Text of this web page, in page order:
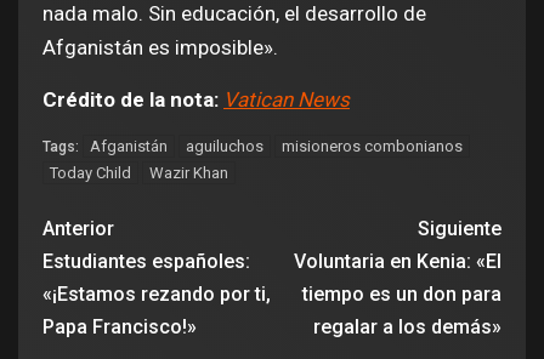
nada malo. Sin educación, el desarrollo de
Afganistán es imposible».
Crédito de la nota: Vatican News
Tags: Afganistán aguiluchos
misioneros combonianos
Today Child
Wazir Khan
Anterior
Estudiantes españoles:
«¡Estamos rezando por ti,
Papa Francisco!»
Siguiente
Voluntaria en Kenia: «El
tiempo es un don para
regalar a los demás»